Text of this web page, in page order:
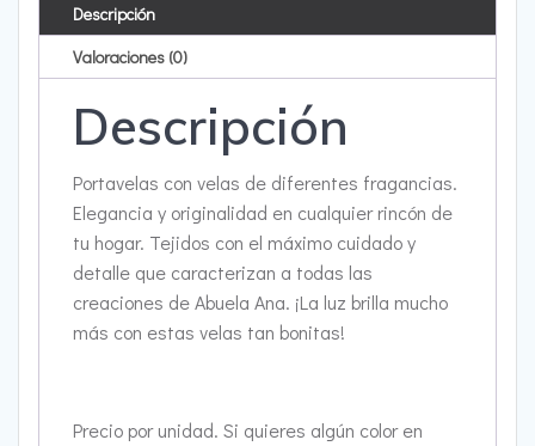
Descripción
Valoraciones (0)
Descripción
Portavelas con velas de diferentes fragancias.
Elegancia y originalidad en cualquier rincón de
tu hogar. Tejidos con el máximo cuidado y
detalle que caracterizan a todas las
creaciones de Abuela Ana. ¡La luz brilla mucho
más con estas velas tan bonitas!
Precio por unidad. Si quieres algún color en